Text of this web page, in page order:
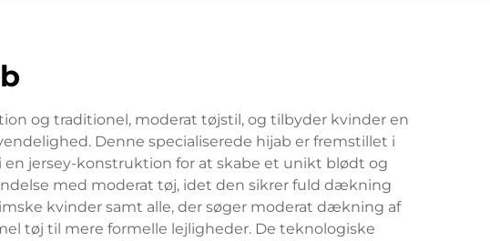
og traditionel, moderat tøjstil, og tilbyder kvinder en
Denne specialiserede hijab er fremstillet i
jersey-konstruktion for at skabe et unikt blødt og
med moderat tøj, idet den sikrer fuld dækning
kvinder samt alle, der søger moderat dækning af
tøj til mere formelle lejligheder. De teknologiske